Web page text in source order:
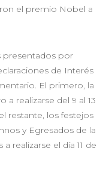
el premio Nobel a
presentados por
de Interés
El primero, la
a realizarse del 9 al 13
restante, los festejos
y Egresados de la
realizarse el día 11 de